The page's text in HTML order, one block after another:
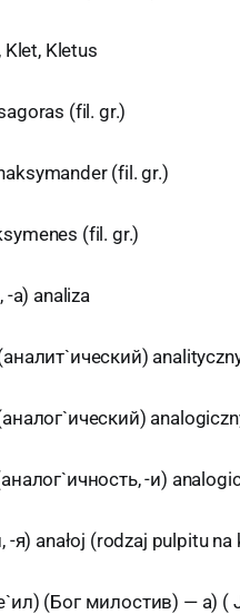
Klet, Kletus
(fil. gr.)
(fil. gr.)
(fil. gr.)
-а) analiza
-и)
-я) anałoj (rodzaj pulpitu
(Бог милостив) — а) (